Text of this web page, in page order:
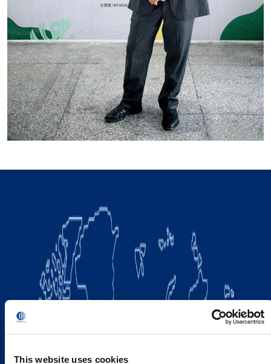
This website uses cookies